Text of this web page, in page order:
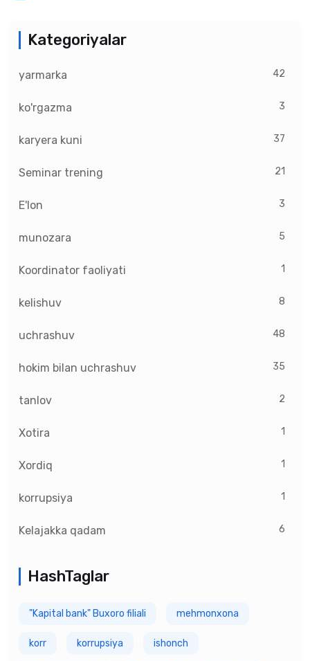
Kategoriyalar
yarmarka 42
ko'rgazma 3
karyera kuni 37
Seminar trening 21
E'lon 3
munozara 5
Koordinator faoliyati 1
kelishuv 8
uchrashuv 48
hokim bilan uchrashuv 35
tanlov 2
Xotira 1
Xordiq 1
korrupsiya 1
Kelajakka qadam 6
HashTaglar
"Kapital bank" Buxoro filiali mehmonxona
korr korrupsiya ishonch